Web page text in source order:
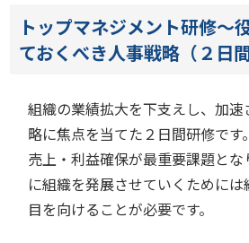
トップマネジメント研修～
ておくべき人事戦略（２日間
組織の業績拡大を下支えし、加
略に焦点を当てた２日間研修です
売上・利益確保が最重要課題と
に組織を発展させていくために
目を向けることが必要です。